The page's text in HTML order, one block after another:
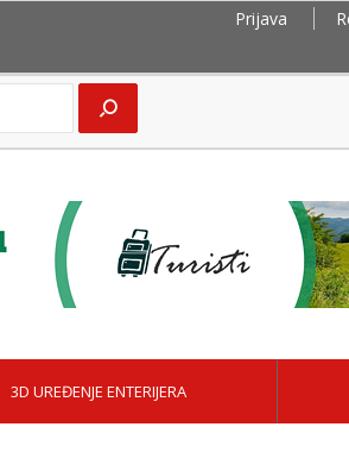
Prijava
3D UREĐENJE ENTERIJERA